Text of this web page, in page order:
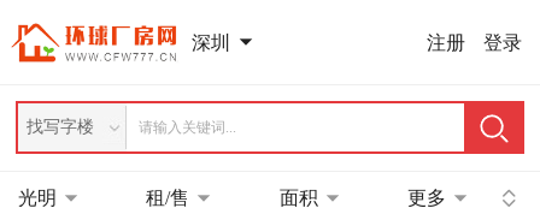
深圳 登录
注册
找写字楼
光明 租/售 面积 更多